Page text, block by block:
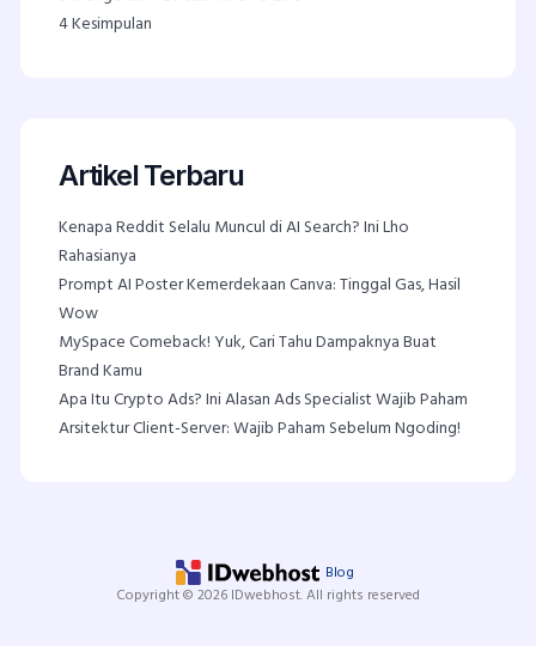
4Kesimpulan
Artikel Terbaru
Kenapa Reddit Selalu Muncul di AI Search? Ini Lho
Rahasianya
Prompt AI Poster Kemerdekaan Canva: Tinggal Gas, Hasil
Wow
MySpace Comeback! Yuk, Cari Tahu Dampaknya Buat
Brand Kamu
Apa Itu Crypto Ads? Ini Alasan Ads Specialist Wajib Paham
Arsitektur Client-Server: Wajib Paham Sebelum Ngoding!
Blog
Copyright © 2026 IDwebhost. All rights reserved